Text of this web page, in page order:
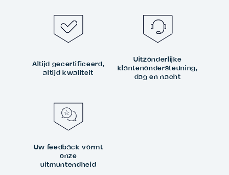
Altijd gecertificeerd,
altijd kwaliteit
Uitzonderlijke
klantenondersteuning,
dag en nacht
Uw feedback vormt
onze
uitmuntendheid